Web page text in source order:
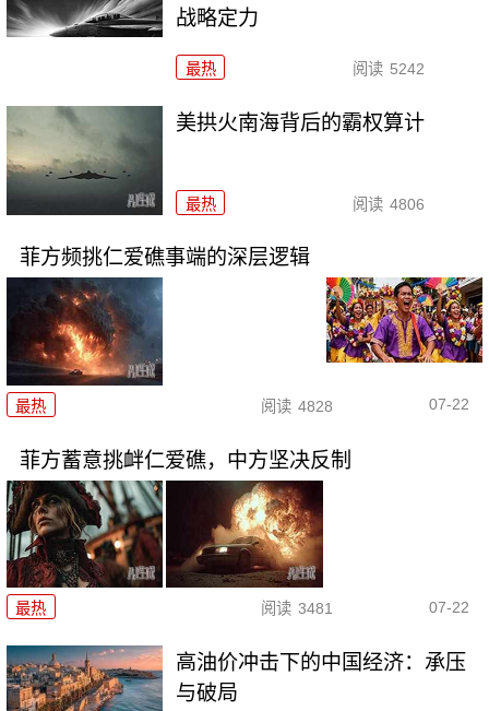
战略定力
最热 阅读 5242
美拱火南海背后的霸权算计
最热 阅读 4806
菲方频挑仁爱礁事端的深层逻辑
最热 阅读 4828 07-22
菲方蓄意挑衅仁爱礁，中方坚决反制
最热 阅读 3481 07-22
高油价冲击下的中国经济：承压
与破局